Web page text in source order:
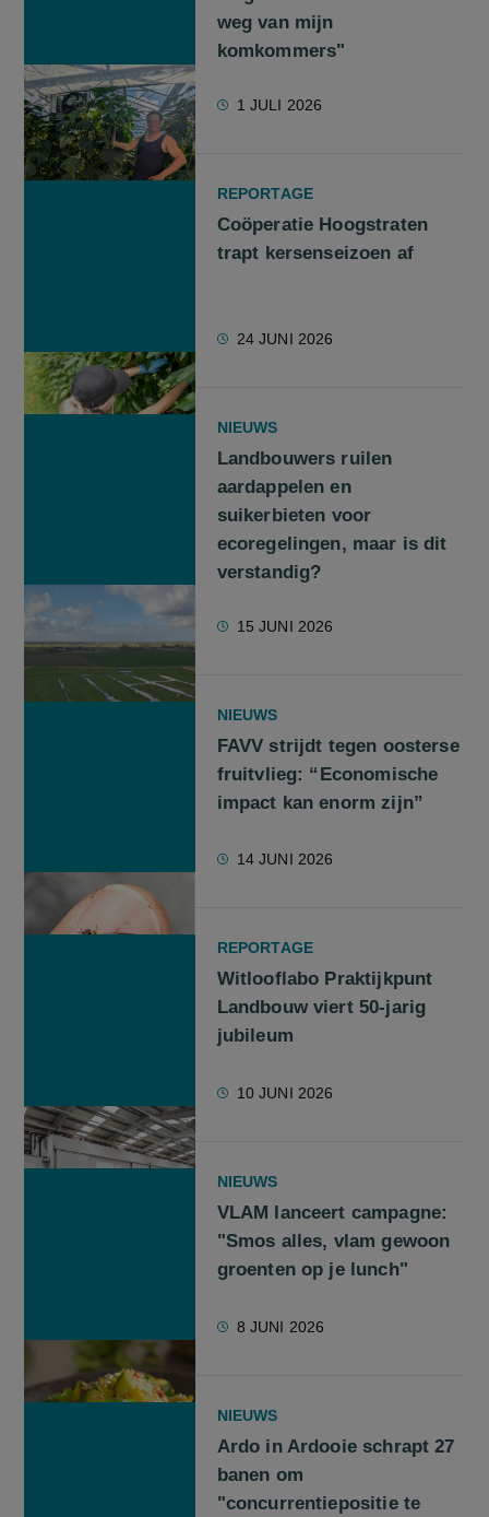
weg van mijn
komkommers"
1 JULI 2026
REPORTAGE
Coöperatie Hoogstraten
trapt kersenseizoen af
24 JUNI 2026
NIEUWS
Landbouwers ruilen
aardappelen en
suikerbieten voor
ecoregelingen, maar is dit
verstandig?
15 JUNI 2026
NIEUWS
FAVV strijdt tegen oosterse
fruitvlieg: “Economische
impact kan enorm zijn”
14 JUNI 2026
REPORTAGE
Witlooflabo Praktijkpunt
Landbouw viert 50-jarig
jubileum
10 JUNI 2026
NIEUWS
VLAM lanceert campagne:
"Smos alles, vlam gewoon
groenten op je lunch"
8 JUNI 2026
NIEUWS
Ardo in Ardooie schrapt 27
banen om
"concurrentiepositie te